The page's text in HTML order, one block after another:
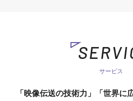
サービス
「映像伝送の技術力」「世界に